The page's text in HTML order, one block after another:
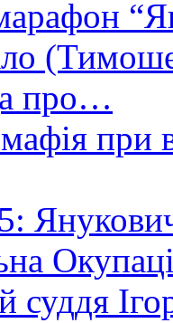
про…
при
суддя